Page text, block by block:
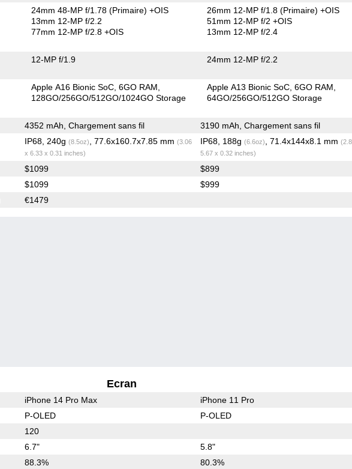
24mm 48-MP f/1.78(Primaire) +OIS
13mm 12-MP f/2.2
77mm 12-MP f/2.8 +OIS
26mm 12-MP f/1.8(Primaire) +OIS
51mm 12-MP f/2 +OIS
13mm 12-MP f/2.4
12-MP f/1.9 24mm 12-MP f/2.2
Apple A16 Bionic SoC 6GO RAM
128GO/256GO/512GO/1024GO Storage
Apple A13 Bionic SoC 6GO RAM
64GO/256GO/512GO Storage
4352 mAh, Chargement sans fil 3190 mAh, Chargement sans fil
IP68, 240g (8.5oz) , 77.6x160.7x7.85 mm (3.06
x 6.33 x 0.31 inches)
IP68, 188g (6.6oz) , 71.4x144x8.1 mm
5.67 x 0.32 inches)
$1099 $899
$1099 $999
€1479
Ecran
iPhone 14 Pro Max iPhone 11 Pro
P-OLED P-OLED
120
6.7" 5.8"
88.3% 80.3%